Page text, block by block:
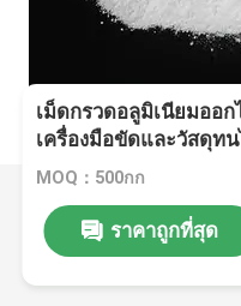
เม็ดกรวดอลูมิเนียมออ
เครื่องมือขัดและวัสดุ
MOQ：500กก
ราคาถูกที่สุด